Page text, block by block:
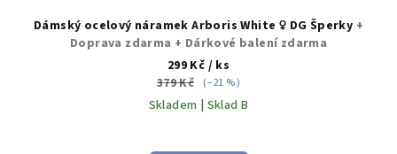
Dámský ocelový náramek Arboris White ♀️ DG Šperky +
Doprava zdarma + Dárkové balení zdarma
299 Kč / ks
379 Kč (–21 %)
Skladem | Sklad B